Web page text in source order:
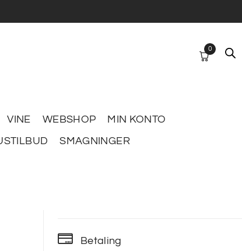
VINE WEBSHOP
MIN KONTO
SMAGNINGER
0
Betaling